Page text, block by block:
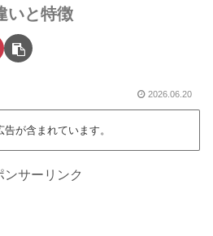
いと特徴
2026.06.20
が含まれています。
ンサーリンク